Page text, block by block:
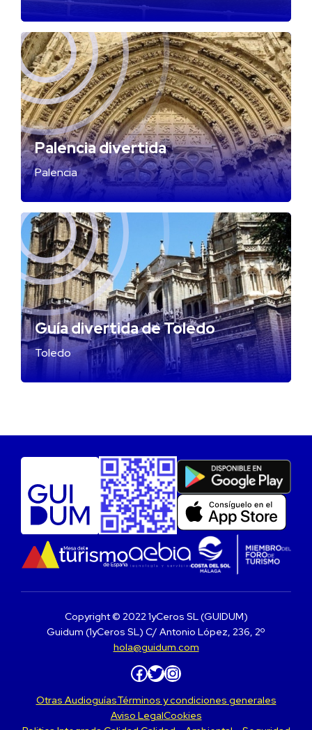
Palencia divertida
Palencia
Guía divertida de Toledo
Toledo
Copyright © 2022 1yCeros SL (GUIDUM)
Guidum (1yCeros SL) C/ Antonio López, 236, 2º
hola@guidum.com
Facebook Twitter Instagram
Otras AudioguíasTérminos y condiciones generales
Aviso LegalCookies